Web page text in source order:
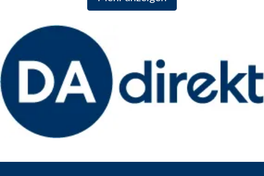
Vordenken der internationalen Unternehmensgruppe.
Weitere Informationen: www.da-direkt.de